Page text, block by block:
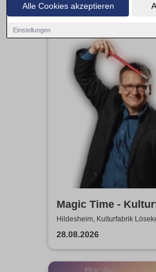
Alle Cookies akzeptieren
Einstellungen
Magic Time -
Löseke
Hildesheim, Kulturfabrik
28.08.2026